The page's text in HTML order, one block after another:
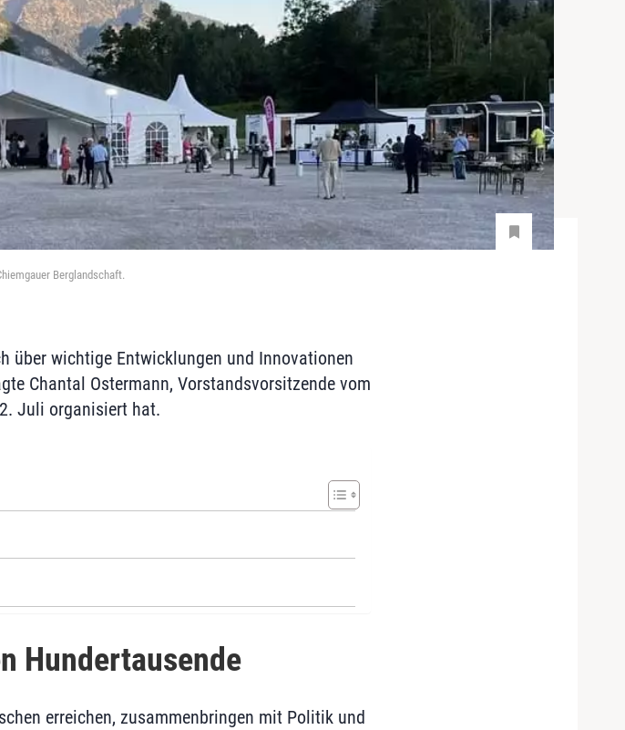
Berglandschaft.
über wichtige Entwicklungen und Innovationen
Chantal Ostermann, Vorstandsvorsitzende vom
Juli organisiert hat.
Hundertausende
erreichen, zusammenbringen mit Politik und